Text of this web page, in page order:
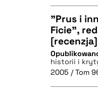
"Prus i
Ficie",
[recenzja]
historii i
2005 / Tom